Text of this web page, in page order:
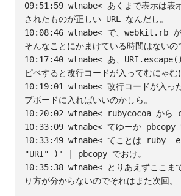
09:51:59 wtnabe< あくまで表示は表
されたものが正しい URL なんだし。
10:08:46 wtnabe< で、webkit.rb が
そんなことにかまけている時間はないの
10:17:40 wtnabe< あ、
ピペすると改行コードが入ってむにゃむ
10:19:01 wtnabe< 改行コードが入っ
プボードに入ればいいのかしら。
10:20:02 wtnabe< rubycocoa から
10:33:09 wtnabe< てゆーか pbcopy
10:33:49 wtnabe< てことは
"URI" )' | pbcopy でおけ。
10:35:38 wtnabe< とりあえずここま